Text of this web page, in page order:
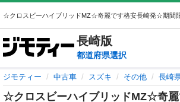
長崎版
都道府県選択
ジモティー 中古車 スズキ その他 長崎
☆クロスビーハイブリッドMZ☆奇